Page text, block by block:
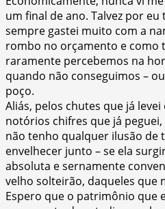
um final de ano. Talvez por
sempre gastei muito com a
rombo no orçamento e como
raramente percebemos na
quando não conseguimos –
poço.
Aliás, pelos chutes que já
notórios chifres que já
não tenho qualquer ilusão de
envelhecer junto – se ela
absoluta e sernamente
velho solteirão, daqueles que
Espero que o patrimônio que